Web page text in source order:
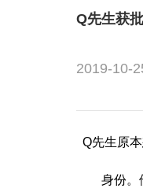
Q先生获
2019-10-
Q先生原
身份。